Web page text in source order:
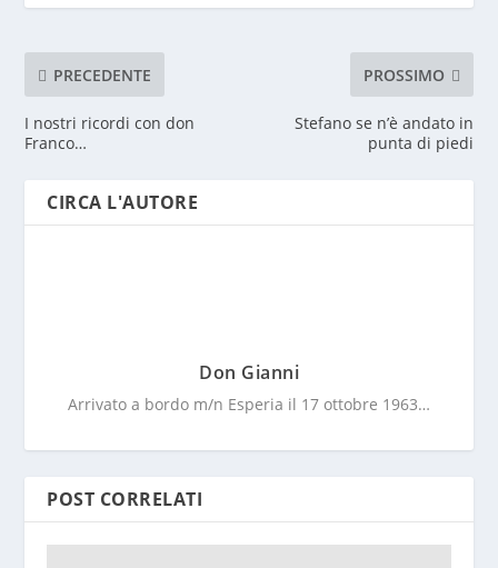
PRECEDENTE
I nostri ricordi con don
Franco…
PROSSIMO
Stefano se n’è andato in
punta di piedi
CIRCA L'AUTORE
Don Gianni
Arrivato a bordo m/n Esperia il 17 ottobre 1963…
POST CORRELATI